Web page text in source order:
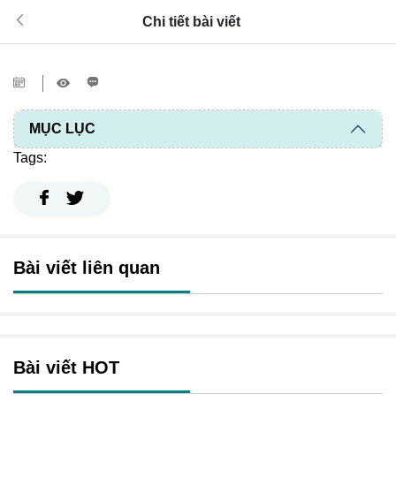
Chi tiết bài viết
MỤC LỤC
Tags:
Bài viết liên quan
Bài viết HOT